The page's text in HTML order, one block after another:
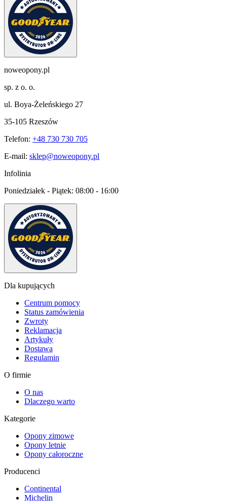
noweopony.pl
sp. z o. o.
ul. Boya-Żeleńskiego 27
35-105 Rzeszów
Telefon: +48 730 730 705
E-mail: sklep@noweopony.pl
Infolinia
Poniedziałek - Piątek: 08:00 - 16:00
Dla kupujących
Centrum pomocy
Status zamówienia
Zwroty
Reklamacja
Artykuły
Dostawa
Regulamin
O firmie
O nas
Dlaczego warto
Kategorie
Opony zimowe
Opony letnie
Opony całoroczne
Producenci
Continental
Michelin